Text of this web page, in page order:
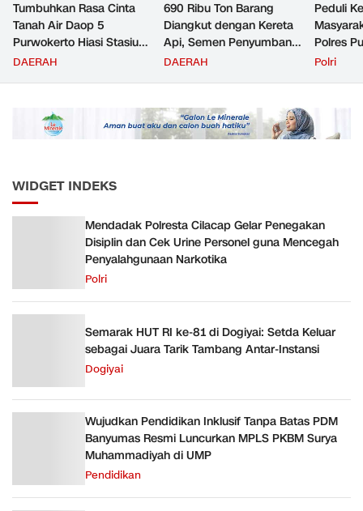
Tumbuhkan Rasa Cinta
Tanah Air Daop 5
Purwokerto Hiasi Stasiun
dengan Ornamen
DAERAH
690 Ribu Ton Barang
Diangkut dengan Kereta
Api, Semen Penyumbang
Volume Terbesar
Semester 1 Tahun 2026
DAERAH
Peduli
Polres
Jemput
Polri
WIDGET INDEKS
Mendadak Polresta Cilacap Gelar Penegakan
Disiplin dan Cek Urine Personel guna Mencegah
Penyalahgunaan Narkotika
Polri
Semarak HUT RI ke-81 di Dogiyai: Setda Keluar
sebagai Juara Tarik Tambang Antar-Instansi
Dogiyai
Wujudkan Pendidikan Inklusif Tanpa Batas PDM
Banyumas Resmi Luncurkan MPLS PKBM Surya
Muhammadiyah di UMP
Pendidikan